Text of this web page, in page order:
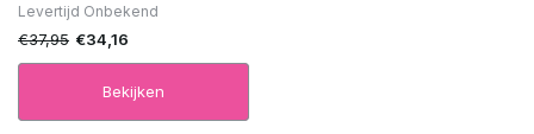
Levertijd Onbekend
€37,95 €34,16
Bekijken